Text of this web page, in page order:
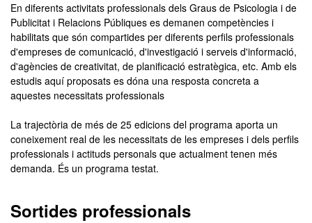
En diferents activitats professionals dels Graus de Psicologia i de
Publicitat i Relacions Públiques es demanen competències i
habilitats que són compartides per diferents perfils professionals
d'empreses de comunicació, d'investigació i serveis d'informació,
d'agències de creativitat, de planificació estratègica, etc. Amb els
estudis aquí proposats es dóna una resposta concreta a
aquestes necessitats professionals
La trajectòria de més de 25 edicions del programa aporta un
coneixement real de les necessitats de les empreses i dels perfils
professionals i actituds personals que actualment tenen més
demanda. És un programa testat.
Sortides professionals